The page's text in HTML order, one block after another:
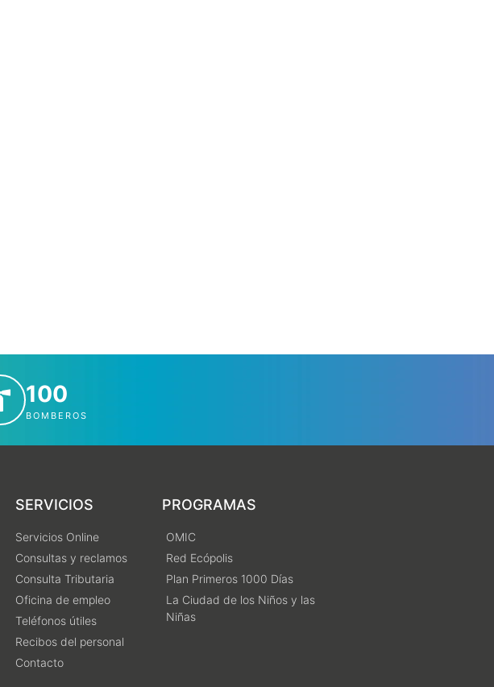
100
BOMBEROS
SERVICIOS
Servicios Online
Consultas y reclamos
Consulta Tributaria
Oficina de empleo
Teléfonos útiles
Recibos del personal
Contacto
PROGRAMAS
OMIC
Red Ecópolis
Plan Primeros 1000 Días
La Ciudad de los Niños y las
Niñas